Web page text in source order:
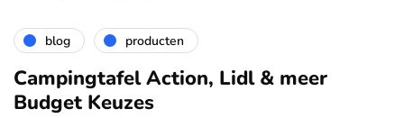
blog producten
Campingtafel Action, Lidl & meer
Budget Keuzes